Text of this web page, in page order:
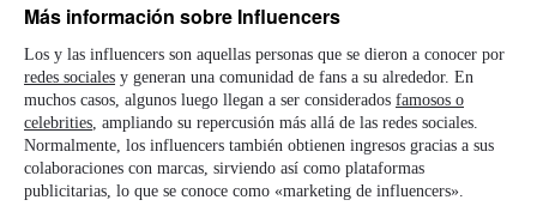
Más información sobre Influencers
Los y las influencers son aquellas personas que se dieron a conocer por
redes sociales y generan una comunidad de fans a su alrededor. En
muchos casos, algunos luego llegan a ser considerados famosos o
celebrities, ampliando su repercusión más allá de las redes sociales.
Normalmente, los influencers también obtienen ingresos gracias a sus
colaboraciones con marcas, sirviendo así como plataformas
publicitarias, lo que se conoce como «marketing de influencers».